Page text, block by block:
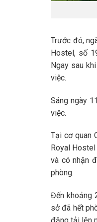
Trước đó,
Hostel, số
Ngay sau
việc.
Sáng ngày
việc.
Tại cơ quan
Royal
và có nhận
phòng.
Đến khoảng
sở đã hết